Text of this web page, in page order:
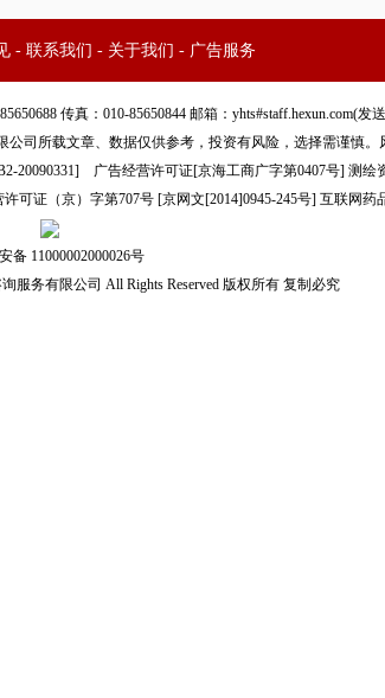
- 联系我们 - 关于我们 - 广告服务
传真：010-85650844 邮箱：yhts#staff.hexun.com(发
司所载文章、数据仅供参考，投资有风险，选择需谨慎。
20090331]广告经营许可证[京海工商广字第0407号] 测绘
可证（京）字第707号[京网文[2014]0945-245号] 互联网药
备 11000002000026号
服务有限公司 All Rights Reserved 版权所有 复制必究